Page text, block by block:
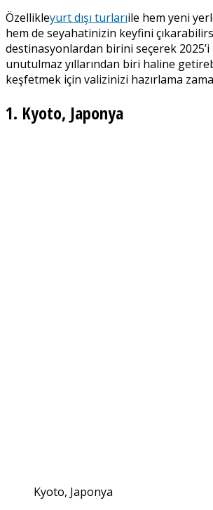
Özellikleyurt dışı turlarıile hem yeni
hem de seyahatinizin keyfini
destinasyonlardan birini seçerek 2025’i
unutulmaz yıllarından biri haline
keşfetmek için valizinizi hazırlama
1. Kyoto, Japonya
Kyoto, Japonya